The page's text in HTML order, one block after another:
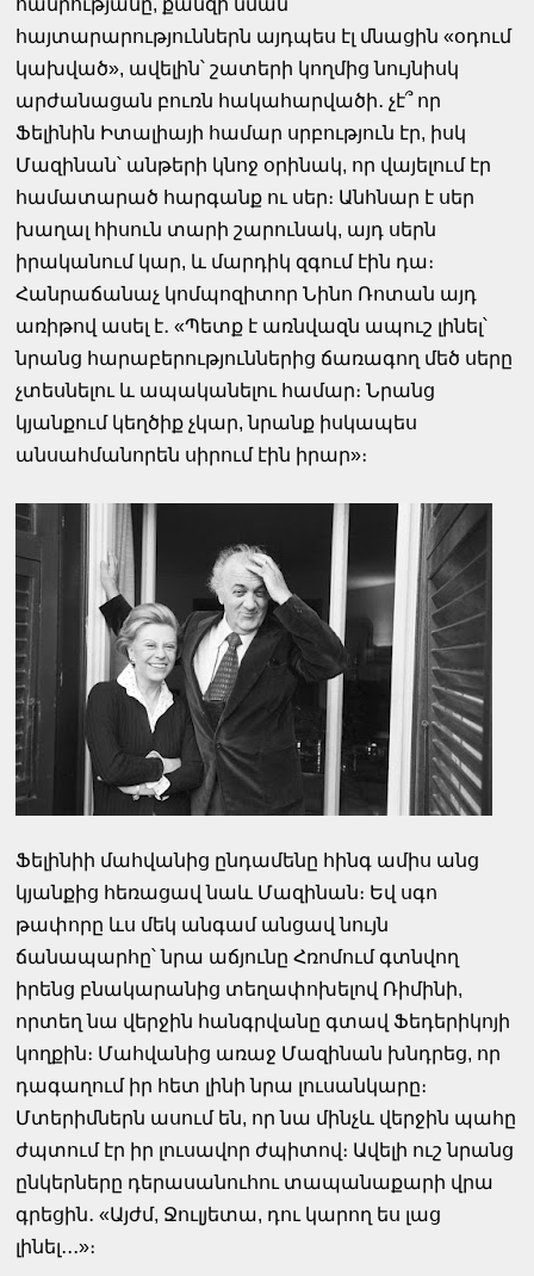
հայտարարություններն այդպես էլ մնացին «օդում
կախված», ավելին՝ շատերի կողմից նույնիսկ
արժանացան բուռն հակահարվածի․ չէ՞ որ
Ֆելինին Իտալիայի համար սրբություն էր, իսկ
Մազինան՝ անթերի կնոջ օրինակ, որ վայելում էր
համատարած հարգանք ու սեր։ Անհնար է սեր
խաղալ հիսուն տարի շարունակ, այդ սերն
իրականում կար, և մարդիկ զգում էին դա։
Հանրաճանաչ կոմպոզիտոր Նինո Ռոտան այդ
առիթով ասել է․ «Պետք է առնվազն ապուշ լինել՝
նրանց հարաբերություններից ճառագող մեծ սերը
չտեսնելու և ապականելու համար։ Նրանց
կյանքում կեղծիք չկար, նրանք իսկապես
անսահմանորեն սիրում էին իրար»։
Ֆելինիի մահվանից ընդամենը հինգ ամիս անց
կյանքից հեռացավ նաև Մազինան։ Եվ սգո
թափորը ևս մեկ անգամ անցավ նույն
ճանապարհը՝ նրա աճյունը Հռոմում գտնվող
իրենց բնակարանից տեղափոխելով Ռիմինի,
որտեղ նա վերջին հանգրվանը գտավ Ֆեդերիկոյի
կողքին։ Մահվանից առաջ Մազինան խնդրեց, որ
դագաղում իր հետ լինի նրա լուսանկարը։
Մտերիմներն ասում են, որ նա մինչև վերջին պահը
ժպտում էր իր լուսավոր ժպիտով։ Ավելի ուշ նրանց
ընկերները դերասանուհու տապանաքարի վրա
գրեցին․ «Այժմ, Ջուլյետա, դու կարող ես լաց
լինել․․․»։